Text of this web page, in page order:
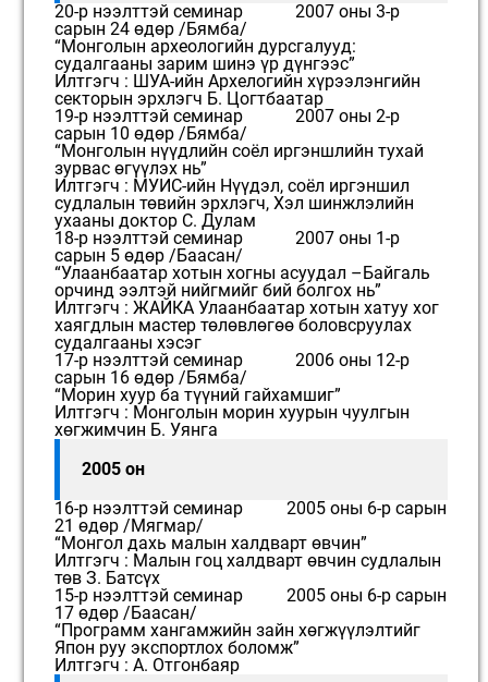
20-р нээлттэй семинар 2007 оны 3-р
сарын 24 өдөр /Бямба/
“Монголын археологийн дурсгалууд:
судалгааны зарим шинэ үр дүнгээс”
Илтгэгч : ШУА-ийн Архелогийн хүрээлэнгийн
секторын эрхлэгч Б. Цогтбаатар
19-р нээлттэй семинар 2007 оны 2-р
сарын 10 өдөр /Бямба/
“Монголын нүүдлийн соёл иргэншлийн тухай
зурвас өгүүлэх нь”
Илтгэгч : МУИС-ийн Нүүдэл, соёл иргэншил
судлалын төвийн эрхлэгч, Хэл шинжлэлийн
ухааны доктор С. Дулам
18-р нээлттэй семинар 2007 оны 1-р
сарын 5 өдөр /Баасан/
“Улаанбаатар хотын хогны асуудал –Байгаль
орчинд ээлтэй нийгмийг бий болгох нь”
Илтгэгч : ЖАЙКА Улаанбаатар хотын хатуу хог
хаягдлын мастер төлөвлөгөө боловсруулах
судалгааны хэсэг
17-р нээлттэй семинар 2006 оны 12-р
сарын 16 өдөр /Бямба/
“Морин хуур ба түүний гайхамшиг”
Илтгэгч : Монголын морин хуурын чуулгын
хөгжимчин Б. Уянга
2005 он
16-р нээлттэй семинар 2005 оны 6-р сарын
21 өдөр /Мягмар/
“Монгол дахь малын халдварт өвчин”
Илтгэгч : Малын гоц халдварт өвчин судлалын
төв З. Батсүх
15-р нээлттэй семинар 2005 оны 6-р сарын
17 өдөр /Баасан/
“Программ хангамжийн зайн хөгжүүлэлтийг
Япон руу экспортлох боломж”
Илтгэгч : А. Отгонбаяр